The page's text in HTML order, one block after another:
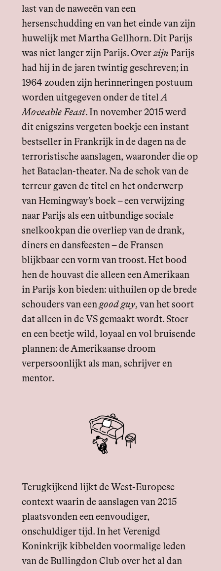
last van de naweeën van een
hersenschudding en van het einde van zijn
huwelijk met Martha Gellhorn. Dit Parijs
was niet langer zijn Parijs. Overzijn Parijs
had hij in de jaren twintig geschreven; in
1964 zouden zijn herinneringen postuum
worden uitgegeven onder de titelA
Moveable Feast. In november 2015 werd
dit enigszins vergeten boekje een instant
bestseller in Frankrijk in de dagen na de
terroristische aanslagen, waaronder die op
het Bataclan-theater. Na de schok van de
terreur gaven de titel en het onderwerp
van Hemingway’s boek – een verwijzing
naar Parijs als een uitbundige sociale
snelkookpan die overliep van de drank,
diners en dansfeesten – de Fransen
blijkbaar een vorm van troost. Het bood
hen de houvast die alleen een Amerikaan
in Parijs kon bieden: uithuilen op de brede
schouders van een good guy, van het soort
dat alleen in de VS gemaakt wordt. Stoer
en een beetje wild, loyaal en vol bruisende
plannen: de Amerikaanse droom
verpersoonlijkt als man, schrijver en
mentor.
Terugkijkend lijkt de West-Europese
context waarin de aanslagen van 2015
plaatsvonden een eenvoudiger,
onschuldiger tijd. In het Verenigd
Koninkrijk kibbelden voormalige leden
van de Bullingdon Club over het al dan